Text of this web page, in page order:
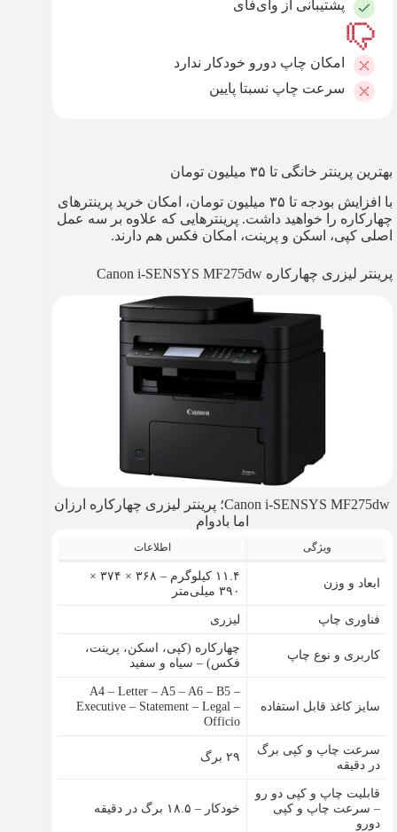
پشتیبانی از وای‌فای
امکان چاپ دورو خودکار ندارد
سرعت چاپ نسبتا پایین
بهترین پرینتر خانگی تا ۳۵ میلیون تومان
با افزایش بودجه تا ۳۵ میلیون تومان، امکان خرید پرینترهای
چهارکاره را خواهید داشت. پرینترهایی که علاوه بر سه عمل
اصلی کپی، اسکن و پرینت، امکان فکس هم دارند.
پرینتر لیزری چهارکاره Canon i-SENSYS MF275dw
Canon i-SENSYS MF275dw؛ پرینتر لیزری چهارکاره ارزان
اما بادوام
ویژگی اطلاعات
ابعاد و وزن
۱۱.۴ کیلوگرم – ۳۶۸ × ۳۷۴ ×
۳۹۰ میلی‌متر
فناوری چاپ
لیزری
کاربری و نوع چاپ
چهارکاره (کپی، اسکن، پرینت،
فکس) – سیاه و سفید
سایز کاغذ قابل استفاده
A4 – Letter – A5 – A6 – B5 –
Executive – Statement – Legal –
Officio
سرعت چاپ و کپی برگ
در دقیقه
۲۹ برگ
قابلیت چاپ و کپی دو رو
– سرعت چاپ و کپی
دورو
خودکار – ۱۸.۵ برگ در دقیقه